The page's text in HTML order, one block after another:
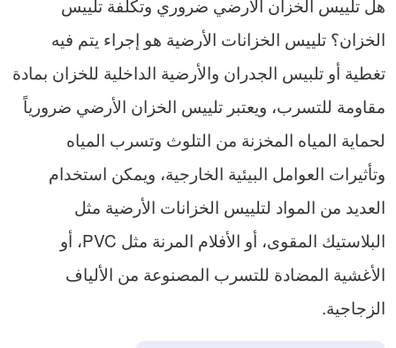
الخزان؟ تلييس الخزانات الأرضية هو إجراء يتم فيه
تغطية أو تلبيس الجدران والأرضية الداخلية للخزان بمادة
مقاومة للتسرب، ويعتبر تلييس الخزان الأرضي ضرورياً
لحماية المياه المخزنة من التلوث وتسرب المياه
وتأثيرات العوامل البيئية الخارجية، ويمكن استخدام
العديد من المواد لتلييس الخزانات الأرضية مثل
البلاستيك المقوى، أو الأفلام المرنة مثل PVC، أو
الأغشية المضادة للتسرب المصنوعة من الألياف
الزجاجية.